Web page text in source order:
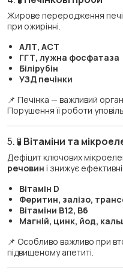
Жирове переродження
при ожирінні.
АЛТ, АСТ
ГГТ, лужна фосфатаза
Білірубін
УЗД печінки
📌 Печінка — важливий
Порушення її роботи
5. 🧪 Вітаміни та
Дефіцит ключових
речовин і знижує
Вітамін D
Феритин, залізо,
Вітаміни B12, B6
Магній, цинк, йод,
📌 Особливо важливо при
підвищеному апетиті.